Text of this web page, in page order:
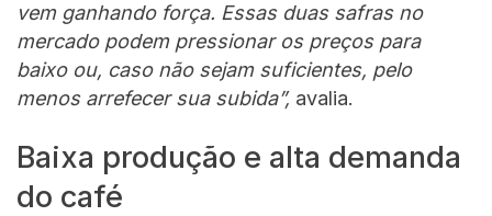
vem ganhando força. Essas duas safras no
mercado podem pressionar os preços para
baixo ou, caso não sejam suficientes, pelo
menos arrefecer sua subida”, avalia.
Baixa produção e alta demanda
do café